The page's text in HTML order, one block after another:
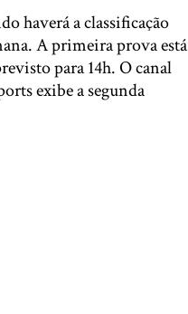
haverá a classificação
A primeira prova está
para 14h. O canal
exibe a segunda